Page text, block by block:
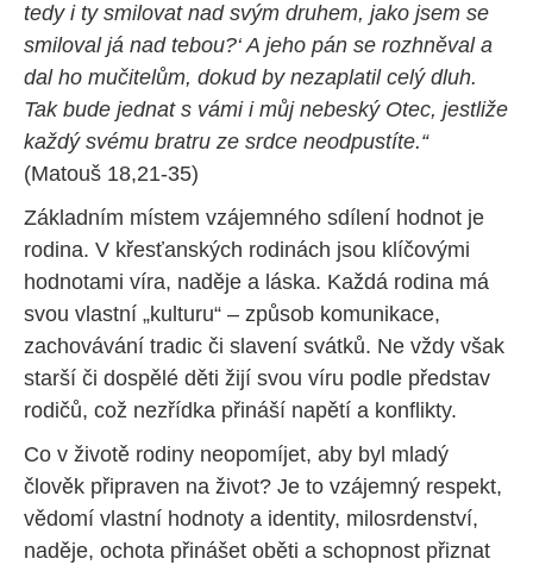
tedy i ty smilovat nad svým druhem, jako jsem se
smiloval já nad tebou?‘ A jeho pán se rozhněval a
dal ho mučitelům, dokud by nezaplatil celý dluh.
Tak bude jednat s vámi i můj nebeský Otec, jestliže
každý svému bratru ze srdce neodpustíte.“
(Matouš 18,21-35)
Základním místem vzájemného sdílení hodnot je
rodina. V křesťanských rodinách jsou klíčovými
hodnotami víra, naděje a láska. Každá rodina má
svou vlastní „kulturu“ – způsob komunikace,
zachovávání tradic či slavení svátků. Ne vždy však
starší či dospělé děti žijí svou víru podle představ
rodičů, což nezřídka přináší napětí a konflikty.
Co v životě rodiny neopomíjet, aby byl mladý
člověk připraven na život? Je to vzájemný respekt,
vědomí vlastní hodnoty a identity, milosrdenství,
naděje, ochota přinášet oběti a schopnost přiznat